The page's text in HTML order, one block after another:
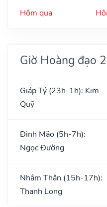
Hôm qua
Giờ Hoàng đạo
Giáp Tý (23h-1h): Kim
Quỹ
Đinh Mão (5h-7h):
Ngọc Đường
Nhâm Thân (15h-17h):
Thanh Long